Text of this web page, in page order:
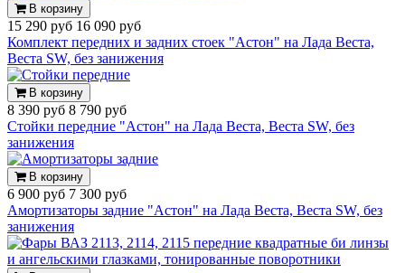
В корзину
15 290 руб 16 090 руб
Комплект передних и задних стоек "Астон" на Лада Веста,
Веста SW, без занижения
В корзину
8 390 руб 8 790 руб
Стойки передние "Астон" на Лада Веста, Веста SW, без
занижения
В корзину
6 900 руб 7 300 руб
Амортизаторы задние "Астон" на Лада Веста, Веста SW, без
занижения